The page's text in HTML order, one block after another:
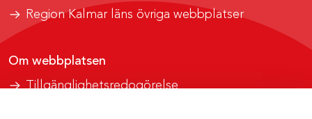
Region Kalmar läns övriga webbplatser
Om webbplatsen
Tillgänglighetsredogörelse